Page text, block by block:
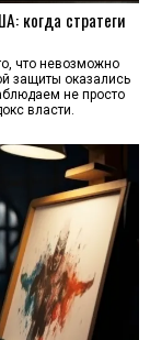
когда стратеги
что невозможно
защиты оказались
не просто
власти.